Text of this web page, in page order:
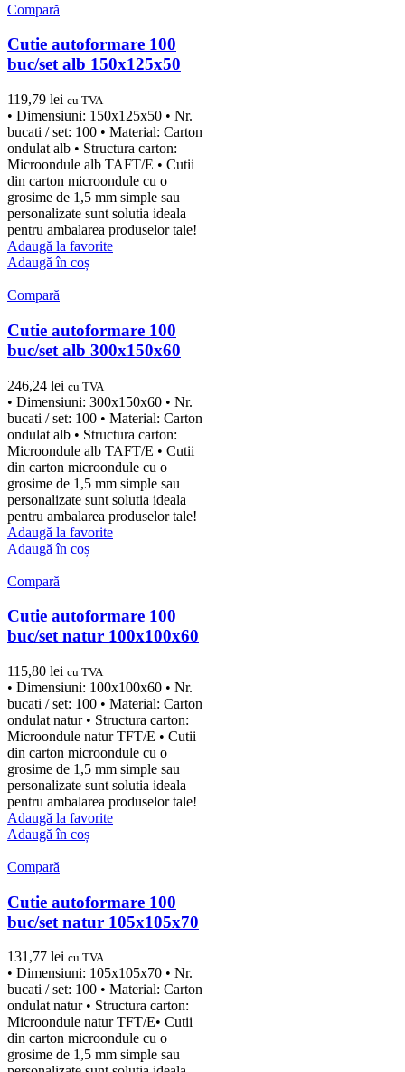
Compară
Cutie autoformare 100
buc/set alb 150x125x50
119,79 lei cu TVA
• Dimensiuni: 150x125x50 • Nr.
bucati / set: 100 • Material: Carton
ondulat alb • Structura carton:
Microondule alb TAFT/E • Cutii
din carton microondule cu o
grosime de 1,5 mm simple sau
personalizate sunt solutia ideala
pentru ambalarea produselor tale!
Adaugă la favorite
Adaugă în coș
Compară
Cutie autoformare 100
buc/set alb 300x150x60
246,24 lei cu TVA
• Dimensiuni: 300x150x60 • Nr.
bucati / set: 100 • Material: Carton
ondulat alb • Structura carton:
Microondule alb TAFT/E • Cutii
din carton microondule cu o
grosime de 1,5 mm simple sau
personalizate sunt solutia ideala
pentru ambalarea produselor tale!
Adaugă la favorite
Adaugă în coș
Compară
Cutie autoformare 100
buc/set natur 100x100x60
115,80 lei cu TVA
• Dimensiuni: 100x100x60 • Nr.
bucati / set: 100 • Material: Carton
ondulat natur • Structura carton:
Microondule natur TFT/E • Cutii
din carton microondule cu o
grosime de 1,5 mm simple sau
personalizate sunt solutia ideala
pentru ambalarea produselor tale!
Adaugă la favorite
Adaugă în coș
Compară
Cutie autoformare 100
buc/set natur 105x105x70
131,77 lei cu TVA
• Dimensiuni: 105x105x70 • Nr.
bucati / set: 100 • Material: Carton
ondulat natur • Structura carton:
Microondule natur TFT/E• Cutii
din carton microondule cu o
grosime de 1,5 mm simple sau